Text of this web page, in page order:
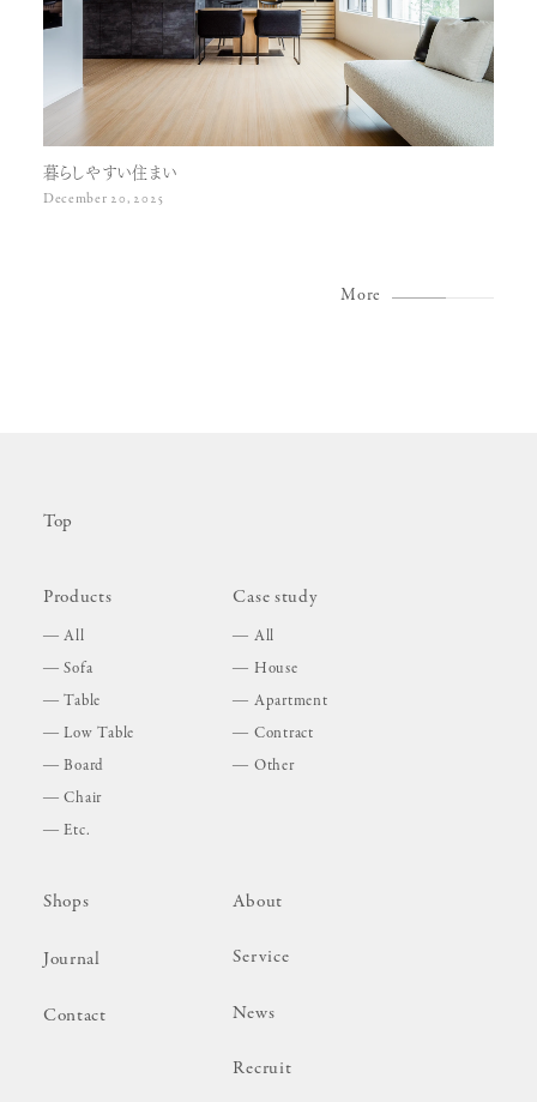
暮らしやすい住まい
December 20, 2025
More
Top
Products
All
Sofa
Table
Low Table
Board
Chair
Etc.
Case study
All
House
Apartment
Contract
Other
Shops
Journal
Contact
About
Service
News
Recruit